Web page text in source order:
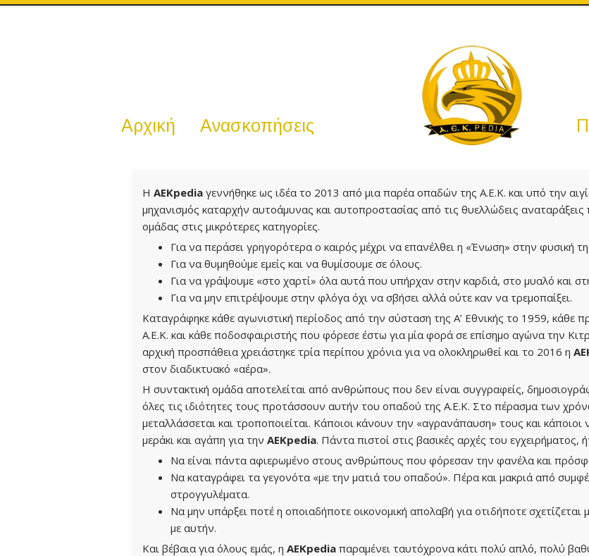
Αρχική Ανασκοπήσεις
Η ΑΕΚpedia γεννήθηκε ως ιδέα το 2013 από μια παρέα οπαδών της Α.Ε.Κ. και υπό την
μηχανισμός καταρχήν αυτοάμυνας και αυτοπροστασίας από τις θυελλώδεις
ομάδας στις μικρότερες κατηγορίες.
Για να περάσει γρηγορότερα ο καιρός μέχρι να επανέλθει η «Ένωση» στην φυσική
Για να θυμηθούμε εμείς και να θυμίσουμε σε όλους.
Για να γράψουμε «στο χαρτί» όλα αυτά που υπήρχαν στην καρδιά, στο μυαλό και
Για να μην επιτρέψουμε στην φλόγα όχι να σβήσει αλλά ούτε καν να τρεμοπαίξει.
Καταγράφηκε κάθε αγωνιστική περίοδος από την σύσταση της Α’ Εθνικής το 1959,
Α.Ε.Κ. και κάθε ποδοσφαιριστής που φόρεσε έστω για μία φορά σε επίσημο αγώνα την
αρχική προσπάθεια χρειάστηκε τρία περίπου χρόνια για να ολοκληρωθεί και το 2016 η
στον διαδικτυακό «αέρα».
Η συντακτική ομάδα αποτελείται από ανθρώπους που δεν είναι συγγραφείς,
όλες τις ιδιότητες τους προτάσσουν αυτήν του οπαδού της Α.Ε.Κ. Στο πέρασμα των
μεταλλάσσεται και τροποποιείται. Κάποιοι κάνουν την «αγρανάπαυση» τους και κάποιοι
μεράκι και αγάπη για την ΑΕΚpedia. Πάντα πιστοί στις βασικές αρχές του εγχειρήματος,
Να είναι πάντα αφιερωμένο στους ανθρώπους που φόρεσαν την φανέλα και
Να καταγράφει τα γεγονότα «με την ματιά του οπαδού». Πέρα και μακριά από
στρογγυλέματα.
Να μην υπάρξει ποτέ η οποιαδήποτε οικονομική απολαβή για οτιδήποτε σχετίζεται
με αυτήν.
Και βέβαια για όλους εμάς, η ΑΕΚpedia παραμένει ταυτόχρονα κάτι πολύ απλό, πολύ